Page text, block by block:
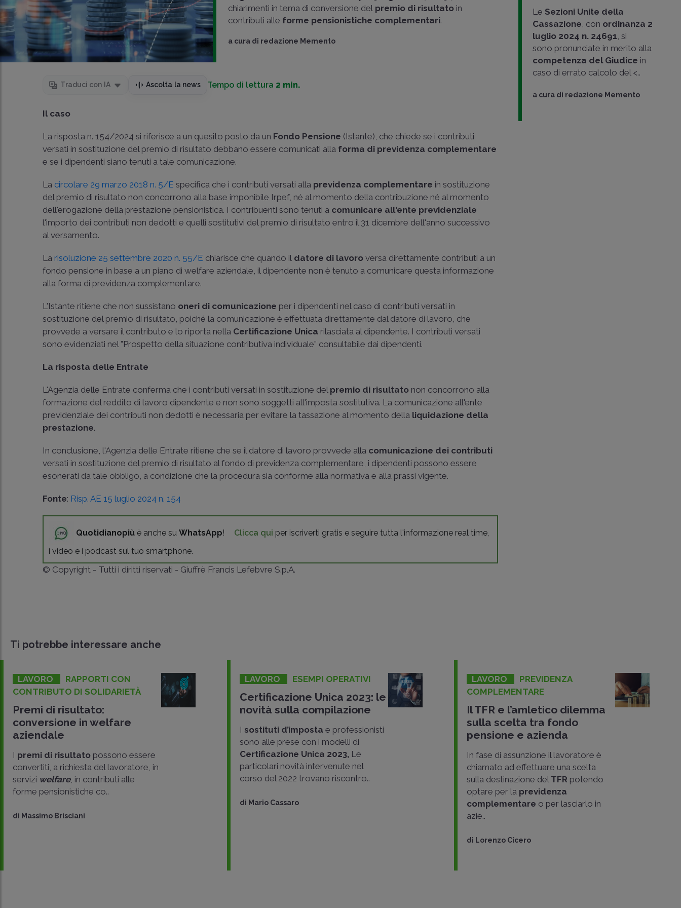
chiarimenti in tema di conversione del premio di risultato in
contributi alle forme pensionistiche complementari.
a cura di redazione Memento
SU
Traduci con IA Ascolta la news Tempo di lettura 2 min.
Il caso
La risposta n. 154/2024 si riferisce a un quesito posto da un Fondo Pensione (Istante), che chiede se i contributi
versati in sostituzione del premio di risultato debbano essere comunicati alla forma di previdenza complementare
e se i dipendenti siano tenuti a tale comunicazione.
La circolare 29 marzo 2018 n. 5/E specifica che i contributi versati alla previdenza complementare in sostituzione
del premio di risultato non concorrono alla base imponibile Irpef, né al momento della contribuzione né al momento
dell'erogazione della prestazione pensionistica. I contribuenti sono tenuti a comunicare all'ente previdenziale
l'importo dei contributi non dedotti e quelli sostitutivi del premio di risultato entro il 31 dicembre dell'anno successivo
al versamento.
La risoluzione 25 settembre 2020 n. 55/E chiarisce che quando il datore di lavoro versa direttamente contributi a un
fondo pensione in base a un piano di welfare aziendale, il dipendente non è tenuto a comunicare questa informazione
alla forma di previdenza complementare.
L'Istante ritiene che non sussistano oneri di comunicazione per i dipendenti nel caso di contributi versati in
sostituzione del premio di risultato, poiché la comunicazione è effettuata direttamente dal datore di lavoro, che
provvede a versare il contributo e lo riporta nella Certificazione Unica rilasciata al dipendente. I contributi versati
sono evidenziati nel "Prospetto della situazione contributiva individuale" consultabile dai dipendenti.
La risposta delle Entrate
L'Agenzia delle Entrate conferma che i contributi versati in sostituzione del premio di risultato non concorrono alla
formazione del reddito di lavoro dipendente e non sono soggetti all'imposta sostitutiva. La comunicazione all'ente
previdenziale dei contributi non dedotti è necessaria per evitare la tassazione al momento della liquidazione della
prestazione.
In conclusione, l'Agenzia delle Entrate ritiene che se il datore di lavoro provvede alla comunicazione dei contributi
versati in sostituzione del premio di risultato al fondo di previdenza complementare, i dipendenti possono essere
esonerati da tale obbligo, a condizione che la procedura sia conforme alla normativa e alla prassi vigente.
Fonte: Risp. AE 15 luglio 2024 n. 154
Quotidianopiù è anche suWhatsApp! Clicca qui per iscriverti gratis e seguire tutta l'informazione real time,
i video e i podcast sul tuo smartphone.
© Copyright - Tutti i diritti riservati - Giuffrè Francis Lefebvre S.p.A.
Le Sezioni Unite della
Cassazione, con ordinanza 2
luglio 2024 n. 24691, si
sono pronunciate in merito alla
competenza del Giudice in
caso di errato calcolo del <..
a cura di redazione Memento
Ti potrebbe interessare anche
LAVORO
RAPPORTI CON
CONTRIBUTO DI SOLIDARIETÀ
Premi di risultato:
conversione in welfare
aziendale
I premi di risultato possono essere
convertiti, a richiesta del lavoratore, in
servizi welfare, in contributi alle
forme pensionistiche co..
di Massimo Brisciani
LAVORO ESEMPI OPERATIVI
Certificazione Unica 2023: le
novità sulla compilazione
I sostituti d’imposta e professionisti
sono alle prese con i modelli di
Certificazione Unica 2023, Le
particolari novità intervenute nel
corso del 2022 trovano riscontro..
di Mario Cassaro
LAVORO
PREVIDENZA
COMPLEMENTARE
Il TFR e l’amletico dilemma
sulla scelta tra fondo
pensione e azienda
In fase di assunzione il lavoratore è
chiamato ad effettuare una scelta
sulla destinazione del TFR potendo
optare per la previdenza
complementare o per lasciarlo in
azie..
di Lorenzo Cicero